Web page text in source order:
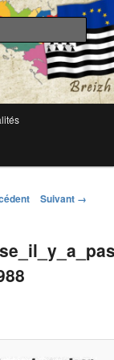
Suivant →